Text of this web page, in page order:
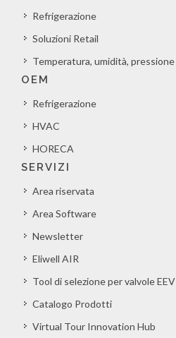
Refrigerazione
Soluzioni Retail
Temperatura, umidità, pressione
OEM
Refrigerazione
HVAC
HORECA
SERVIZI
Area riservata
Area Software
Newsletter
Eliwell AIR
Tool di selezione per valvole EEV
Catalogo Prodotti
Virtual Tour Innovation Hub